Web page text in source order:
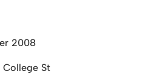
2008
College St